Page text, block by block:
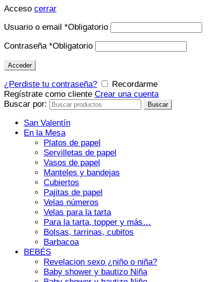
Acceso cerrar
Usuario o email *Obligatorio
Contraseña *Obligatorio
Acceder
¿Perdiste tu contraseña?
Recordarme
Regístrate como cliente Crear una cuenta
Buscar por:
Buscar
San Valentín
En la Mesa
Platos de papel
Servilletas de papel
Vasos de papel
Manteles y bandejas
Cubiertos
Pajitas de papel
Velas números
Velas para la tarta
Para la tarta, topper y más…
Bolsas, tarrinas, cubitos
Barbacoa
BEBÉS
Revelacion sexo ¿niño o niña?
Baby shower y bautizo Niña